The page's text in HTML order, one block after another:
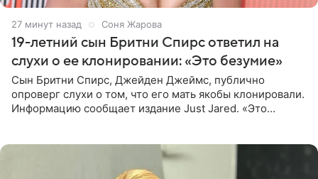
27 минут назад Соня Жарова
19-летний сын Бритни Спирс ответил на
слухи о ее клонировании: «Это безумие»
Сын Бритни Спирс, Джейден Джеймс, публично
опроверг слухи о том, что его мать якобы клонировали.
Информацию сообщает издание Just Jared. «Это